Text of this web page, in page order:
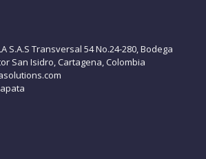
S.A.S Transversal 54 No.24-280, Bodega
San Isidro, Cartagena, Colombia